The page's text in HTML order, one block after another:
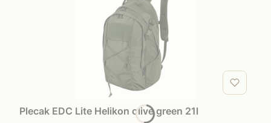
Plecak EDC Lite Helikon olive green 21l